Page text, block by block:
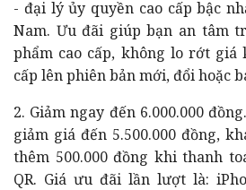
- đại lý ủy quyền cao cấp bậc
Nam. Ưu đãi giúp bạn an tâm
phẩm cao cấp, không lo rớt giá
cấp lên phiên bản mới, đổi hoặc
2. Giảm ngay đến 6.000.000
giảm giá đến 5.500.000 đồng,
thêm 500.000 đồng khi thanh
QR. Giá ưu đãi lần lượt là: